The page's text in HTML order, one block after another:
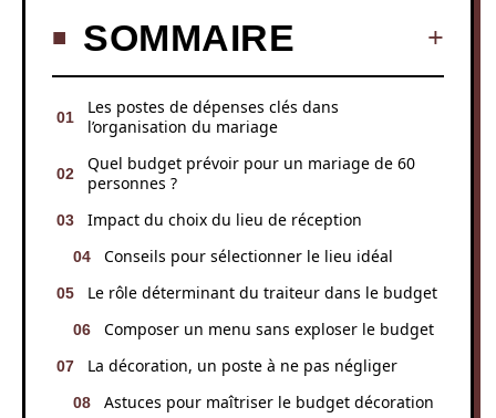
SOMMAIRE
Les postes de dépenses clés dans
l’organisation du mariage
Quel budget prévoir pour un mariage de 60
personnes ?
Impact du choix du lieu de réception
Conseils pour sélectionner le lieu idéal
Le rôle déterminant du traiteur dans le budget
Composer un menu sans exploser le budget
La décoration, un poste à ne pas négliger
Astuces pour maîtriser le budget décoration